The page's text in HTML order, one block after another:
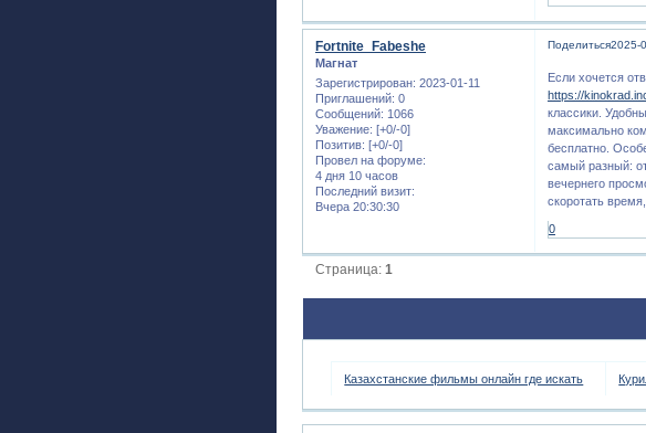
Поделиться2025-
Fortnite_Fabeshe
Магнат
Зарегистрирован: 2023-01-11
Приглашений: 0
Сообщений: 1066
Уважение: [+0/-0]
Позитив: [+0/-0]
Провел на форуме:
4 дня 10 часов
Последний визит:
Вчера 20:30:30
Если хочется
https://
классики.
максимально
бесплатно.
самый разный:
вечернего
скоротать
0
Страница:1
Казахстанские фильмы онлайн где искать